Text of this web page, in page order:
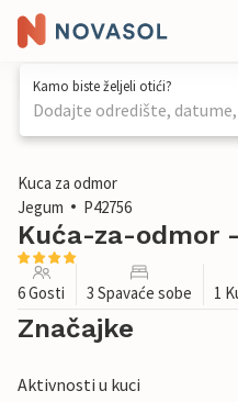
Kamo biste željeli otići?
Dodajte odredište,
1 / 23
Kuca za odmor
Jegum
P42756
Kuća-za-odmor
6 Gosti 3 Spavaće sobe 1
Značajke
Aktivnosti u kuci